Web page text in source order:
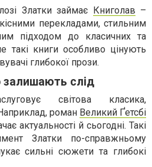
Златки займає Книголав –
перекладами, стильним
підходом до класичних та
такі книги особливо цінують
глибокої прози.
залишають слід
світова класика,
роман Великий Ґетсбі
актуальності й сьогодні. Такі
Златки по-справжньому
сильні сюжети та глибокі